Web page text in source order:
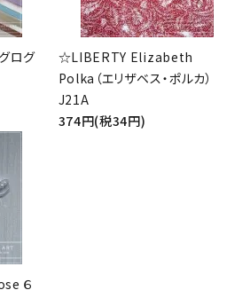
ログ
☆LIBERTY Elizabeth
Polka（エリザベス・ポルカ）
J21A
374円(税34円)
６